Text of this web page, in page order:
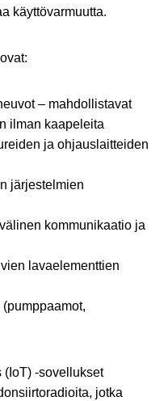
käyttövarmuutta.
– mahdollistavat
ilman kaapeleita
ja ohjauslaitteiden
järjestelmien
kommunikaatio ja
lavaelementtien
(IoT) -sovellukset
jotka